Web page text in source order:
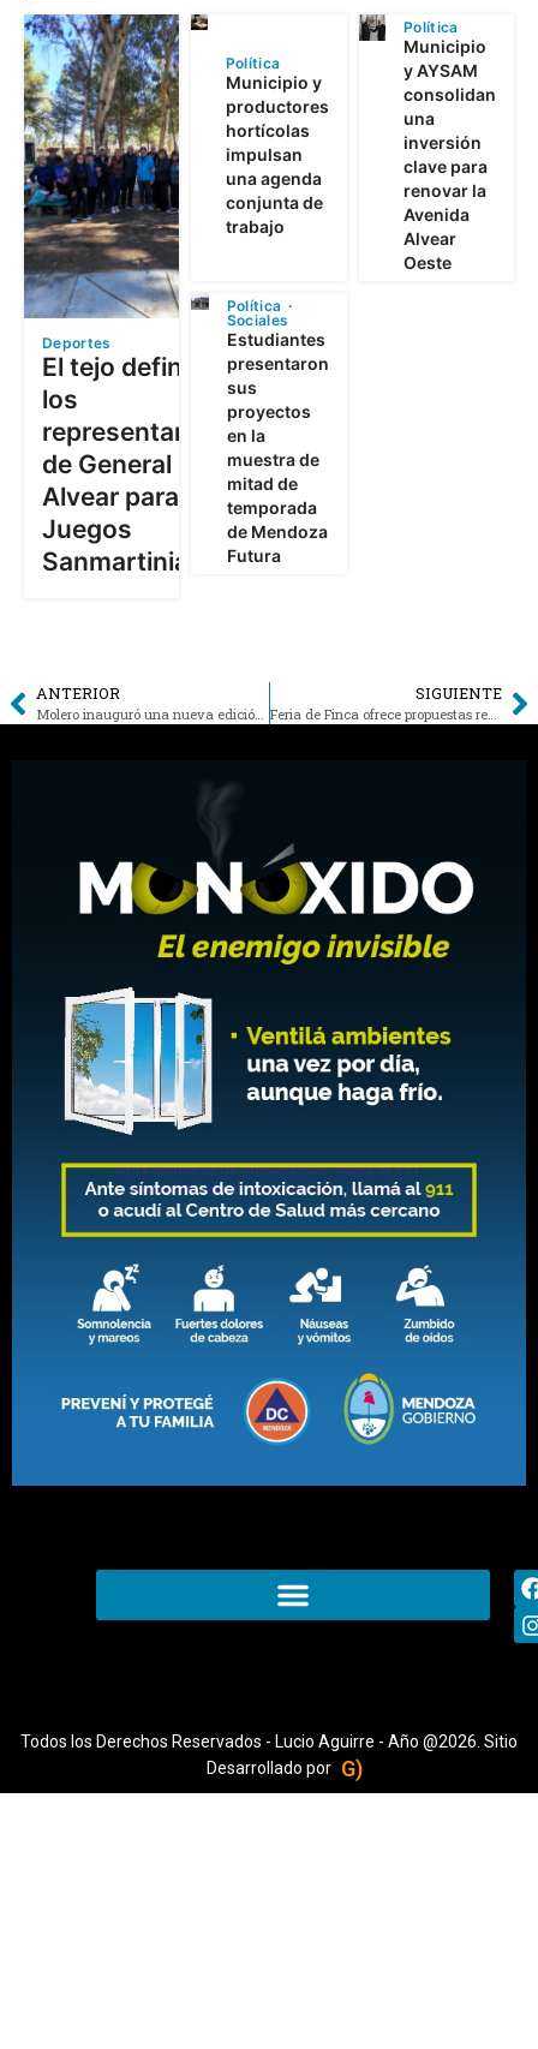
Deportes
El tejo definió a
los
representantes
de General
Alvear para los
Juegos
Sanmartinianos
Política
Municipio y
productores
hortícolas
impulsan
una agenda
conjunta de
trabajo
Política
Municipio
y AYSAM
consolidan
una
inversión
clave para
renovar la
Avenida
Alvear
Oeste
Política
Sociales
Estudiantes
presentaron
sus
proyectos
en la
muestra de
mitad de
temporada
de Mendoza
Futura
ANTERIOR
Molero inauguró una nueva edición de la Fiesta Nacional de la Ganadería en General Alvear
SIGUIENTE
Feria de Finca ofrece propuestas recreativas, culturales y gastronómicas
Todos los Derechos Reservados - Lucio Aguirre - Año @2026. Sitio
Desarrollado por G)